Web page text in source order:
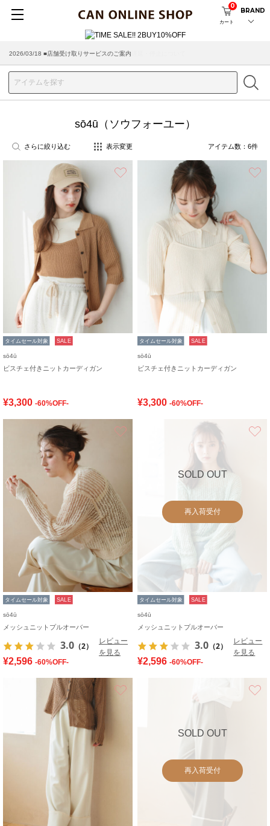
カート
0
BRAND
2026/03/18 ■店舗受け取りサービスのご案内
sō4ū（ソウフォーユー）
さらに絞り込む 表示変更 アイテム数： 6件
タイムセール対象 SALE
sō4ū
ビスチェ付きニットカーディガン
¥3,300 -60%OFF-
タイムセール対象 SALE
sō4ū
ビスチェ付きニットカーディガン
¥3,300 -60%OFF-
タイムセール対象 SALE
sō4ū
メッシュニットプルオーバー
3.0 （2）
レビュー
を見る
¥2,596 -60%OFF-
SOLD OUT
再入荷受付
タイムセール対象 SALE
sō4ū
メッシュニットプルオーバー
3.0 （2）
レビュー
を見る
¥2,596 -60%OFF-
SOLD OUT
再入荷受付